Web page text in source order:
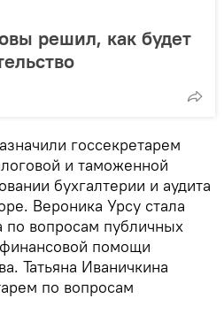
решил, как будет
госсекретарем
и таможенной
бухгалтерии и аудита
Вероника Урсу стала
по вопросам публичных
помощи
Татьяна Иваничкина
по вопросам